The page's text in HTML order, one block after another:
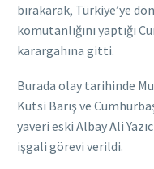
bırakarak, Türkiye’ye
komutanlığını yaptığı
karargahına gitti.
Burada olay tarihinde
Kutsi Barış ve
yaveri eski Albay Ali
işgali görevi verildi.